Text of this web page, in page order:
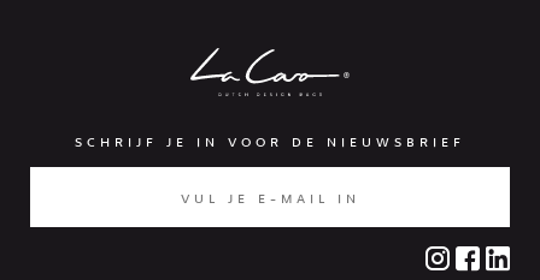
SCHRIJF JE IN VOOR DE NIEUWSBRIEF